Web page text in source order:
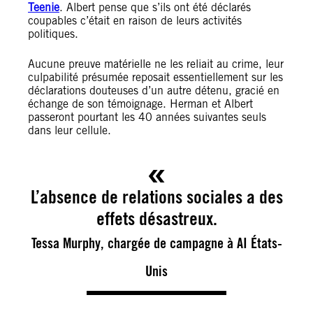
Teenie. Albert pense que s’ils ont été déclarés
coupables c’était en raison de leurs activités
politiques.
Aucune preuve matérielle ne les reliait au crime, leur
culpabilité présumée reposait essentiellement sur les
déclarations douteuses d’un autre détenu, gracié en
échange de son témoignage. Herman et Albert
passeront pourtant les 40 années suivantes seuls
dans leur cellule.
L’absence de relations sociales a des
effets désastreux.
Tessa Murphy, chargée de campagne à AI États-
Unis